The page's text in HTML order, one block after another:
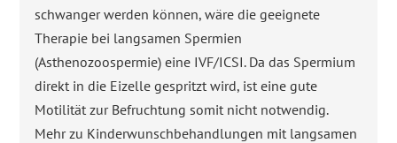
schwanger werden können, wäre die geeignete
Therapie bei langsamen Spermien
(Asthenozoospermie) eine IVF/ICSI. Da das Spermium
direkt in die Eizelle gespritzt wird, ist eine gute
Motilität zur Befruchtung somit nicht notwendig.
Mehr zu Kinderwunschbehandlungen mit langsamen